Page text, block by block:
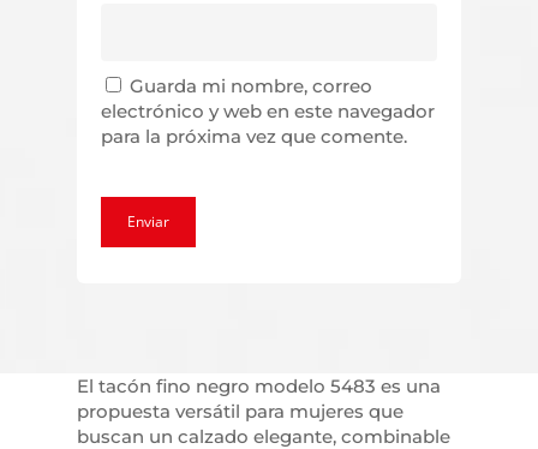
Guarda mi nombre, correo
electrónico y web en este navegador
para la próxima vez que comente.
El tacón fino negro modelo 5483 es una
propuesta versátil para mujeres que
buscan un calzado elegante, combinable